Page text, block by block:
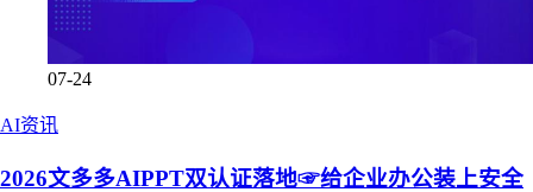
07-24
AI资讯
2026文多多AIPPT双认证落地☞给企业办公装上安全